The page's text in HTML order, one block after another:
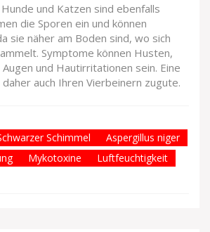
und Katzen sind ebenfalls
die Sporen ein und können
sie näher am Boden sind, wo sich
Symptome können Husten,
und Hautirritationen sein. Eine
auch Ihren Vierbeinern zugute.
Schimmel
Aspergillus niger
Mykotoxine Luftfeuchtigkeit